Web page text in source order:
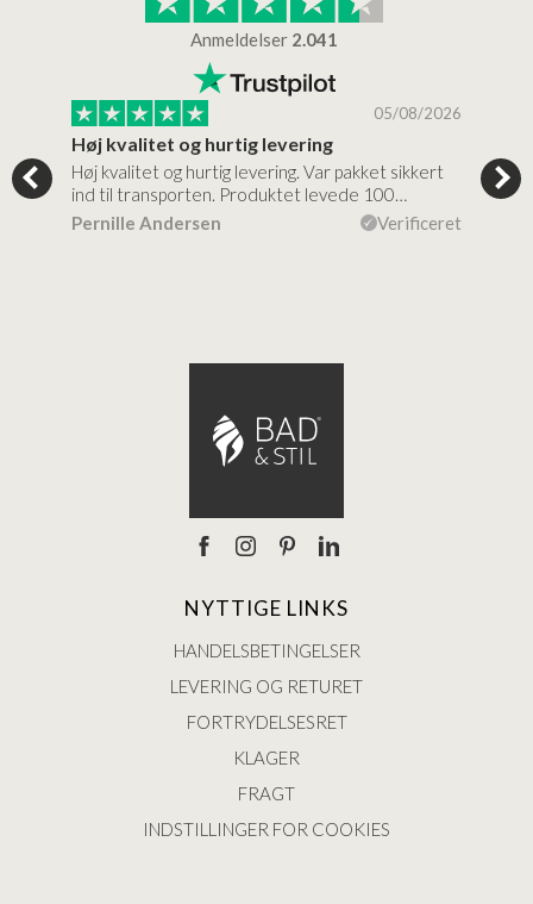
Anmeldelser 2.041
05/08/2026
Høj kvalitet og hurtig levering
Høj kvalitet og hurtig levering. Var pakket sikkert
ind til transporten. Produktet levede 100…
Pernille Andersen
Verificeret
NYTTIGE LINKS
HANDELSBETINGELSER
LEVERING OG RETURET
FORTRYDELSESRET
KLAGER
FRAGT
INDSTILLINGER FOR COOKIES